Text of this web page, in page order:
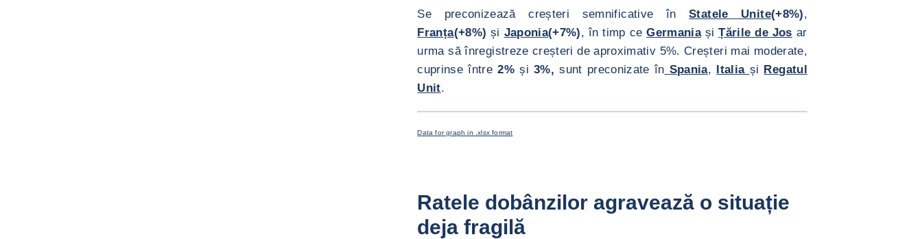
Se preconizează creșteri semnificative înStatele Unite(+8%),
Franța(+8%)și Japonia(+7%), în timp ceGermaniașiȚările de Jos ar
urma să înregistreze creșteri de aproximativ 5%. Creșteri mai moderate,
cuprinse între 2%și 3%,sunt preconizate în Spania, Italia și Regatul
Unit.
<div class="ibexa_text-field" > previziuni insolvente </div>
Data for graph in .xlsx format
Ratele dobânzilor agravează o situație
deja fragilă